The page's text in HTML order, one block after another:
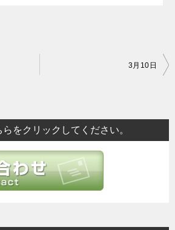
3月10日
をクリックしてください。